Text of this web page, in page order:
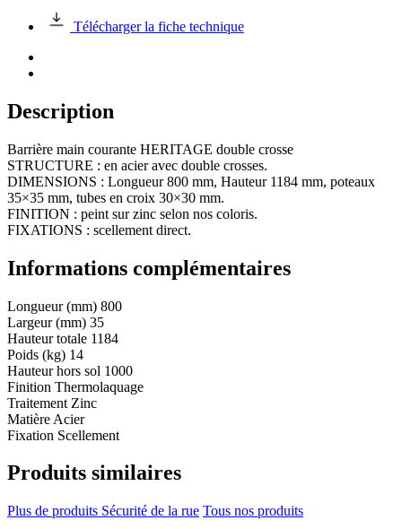
courante
double
crosse
Télécharger la fiche technique
Description
Barrière main courante HERITAGE double crosse
STRUCTURE : en acier avec double crosses.
DIMENSIONS : Longueur 800 mm, Hauteur 1184 mm, poteaux
35×35 mm, tubes en croix 30×30 mm.
FINITION : peint sur zinc selon nos coloris.
FIXATIONS : scellement direct.
Informations complémentaires
Longueur (mm) 800
Largeur (mm) 35
Hauteur totale 1184
Poids (kg) 14
Hauteur hors sol 1000
Finition Thermolaquage
Traitement Zinc
Matière Acier
Fixation Scellement
Produits similaires
Plus de produits Sécurité de la rue Tous nos produits